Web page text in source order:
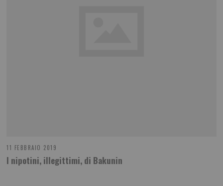
11 FEBBRAIO 2019
I nipotini, illegittimi, di Bakunin